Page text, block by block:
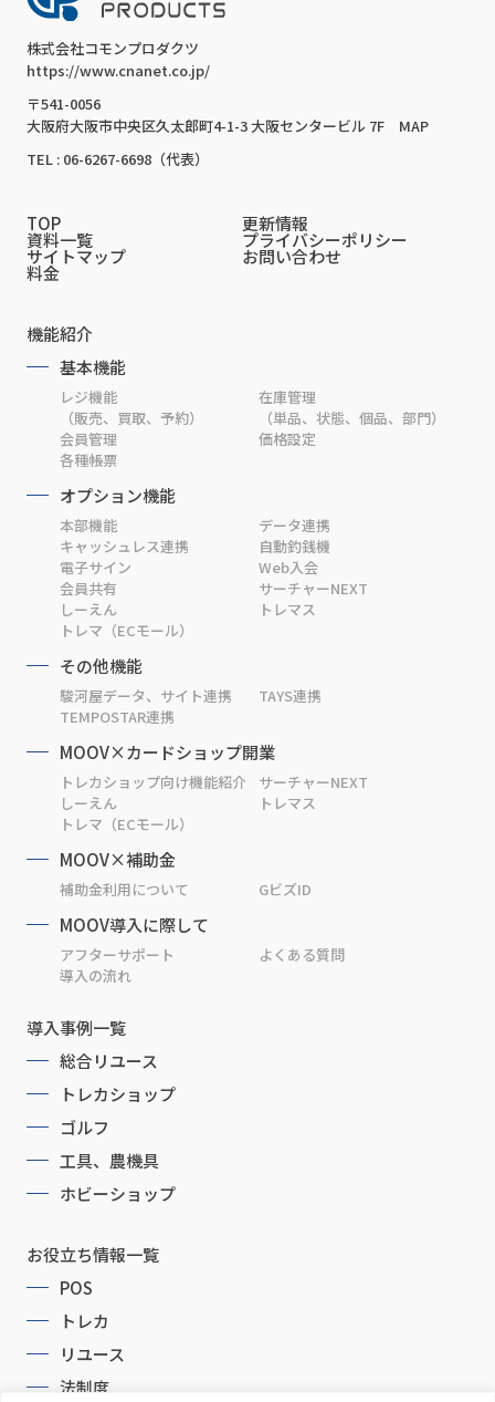
株式会社コモンプロダクツ
https://www.cnanet.co.jp/
〒541-0056
大阪府大阪市中央区久太郎町4-1-3 大阪センタービル 7F
MAP
TEL : 06-6267-6698（代表）
TOP 更新情報
資料一覧 プライバシーポリシー
サイトマップ お問い合わせ
料金
機能紹介
基本機能
レジ機能
（販売、買取、予約）
在庫管理
（単品、状態、個品、部門）
会員管理
価格設定
各種帳票
オプション機能
本部機能
データ連携
キャッシュレス連携
自動釣銭機
電子サイン
Web入会
会員共有
サーチャーNEXT
しーえん
トレマス
トレマ（ECモール）
その他機能
駿河屋データ、サイト連携
TAYS連携
TEMPOSTAR連携
MOOV×カードショップ開業
トレカショップ向け機能紹介
サーチャーNEXT
しーえん
トレマス
トレマ（ECモール）
MOOV×補助金
補助金利用について GビズID
MOOV導入に際して
アフターサポート
よくある質問
導入の流れ
導入事例一覧
総合リユース
トレカショップ
ゴルフ
工具、農機具
ホビーショップ
お役立ち情報一覧
POS
トレカ
リユース
法制度